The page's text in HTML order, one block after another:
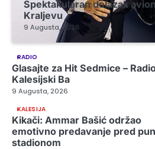
Spektakularan dolazak
Kraljevu
9 Augusta, 2026
RADIO
Glasajte za Hit Sedmice –
Kalesijski Ba
9 Augusta, 2026
KALESIJA
Kikači: Ammar Bašić održao
emotivno predavanje pred
stadionom